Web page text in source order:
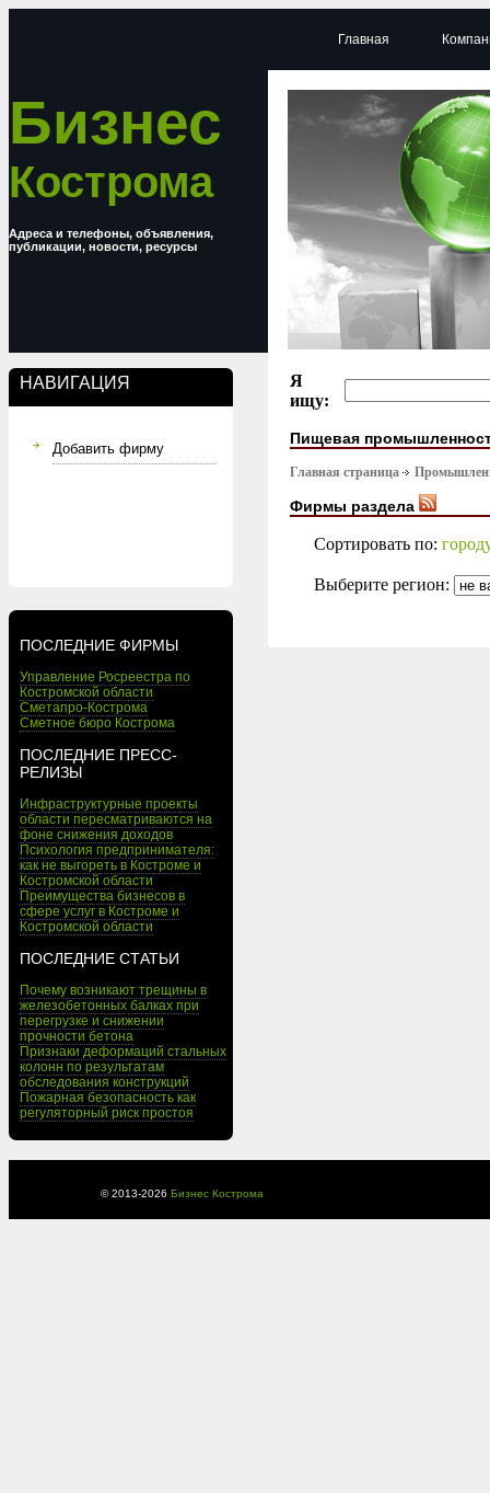
Бизнес
Кострома
Адреса и телефоны, объявления,
публикации, новости, ресурсы
НАВИГАЦИЯ
Добавить фирму
ПОСЛЕДНИЕ ФИРМЫ
Управление Росреестра по
Костромской области
Сметапро-Кострома
Сметное бюро Кострома
ПОСЛЕДНИЕ ПРЕСС-
РЕЛИЗЫ
Инфраструктурные проекты
области пересматриваются на
фоне снижения доходов
Психология предпринимателя:
как не выгореть в Костроме и
Костромской области
Преимущества бизнесов в
сфере услуг в Костроме и
Костромской области
ПОСЛЕДНИЕ СТАТЬИ
Почему возникают трещины в
железобетонных балках при
перегрузке и снижении
прочности бетона
Признаки деформаций стальных
колонн по результатам
обследования конструкций
Пожарная безопасность как
регуляторный риск простоя
Главная
Я
ищу:
Пищевая
Главная страница
Фирмы раздела
Сортировать по:
Выберите регион:
© 2013-2026 Бизнес Кострома